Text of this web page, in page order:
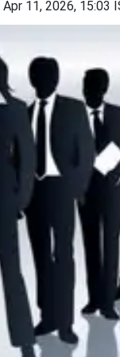
Apr 11, 2026, 15:03